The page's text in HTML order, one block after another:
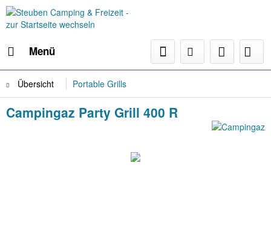
Menü
Übersicht Portable Grills
Campingaz Party Grill 400 R